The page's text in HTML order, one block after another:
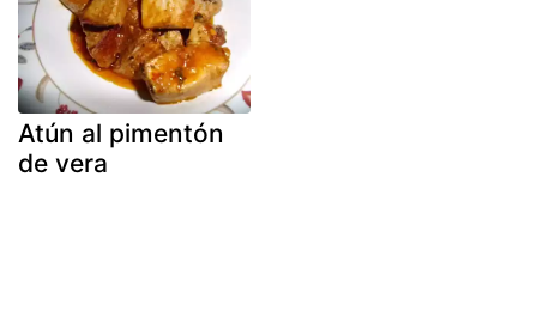
Atún al pimentón
de vera